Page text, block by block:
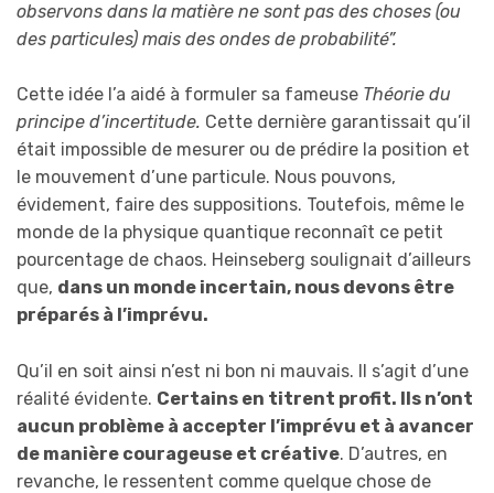
observons dans la matière ne sont pas des choses (ou
des particules) mais des ondes de probabilité”.
Cette idée l’a aidé à formuler sa fameuse Théorie du
principe d’incertitude. Cette dernière garantissait qu’il
était impossible de mesurer ou de prédire la position et
le mouvement d’une particule. Nous pouvons,
évidement, faire des suppositions. Toutefois, même le
monde de la physique quantique reconnaît ce petit
pourcentage de chaos. Heinseberg soulignait d’ailleurs
que, dans un monde incertain, nous devons être
préparés à l’imprévu.
Qu’il en soit ainsi n’est ni bon ni mauvais. Il s’agit d’une
réalité évidente. Certains en titrent profit. Ils n’ont
aucun problème à accepter l’imprévu et à avancer
de manière courageuse et créative. D’autres, en
revanche, le ressentent comme quelque chose de